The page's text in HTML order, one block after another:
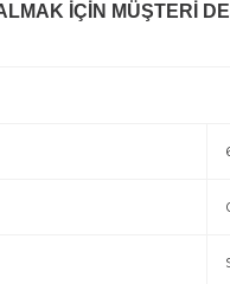
İÇİN MÜŞTERİ